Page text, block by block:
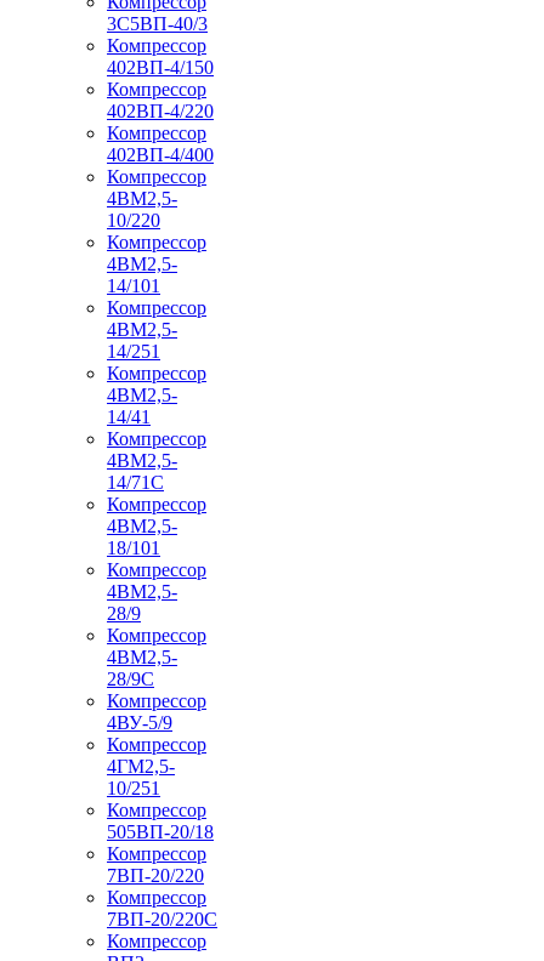
3С5ВП-40/3
Компрессор
402ВП-4/150
Компрессор
402ВП-4/220
Компрессор
402ВП-4/400
Компрессор
4ВМ2,5-
10/220
Компрессор
4ВМ2,5-
14/101
Компрессор
4ВМ2,5-
14/251
Компрессор
4ВМ2,5-
14/41
Компрессор
4ВМ2,5-
14/71C
Компрессор
4ВМ2,5-
18/101
Компрессор
4ВМ2,5-
28/9
Компрессор
4ВМ2,5-
28/9С
Компрессор
4ВУ-5/9
Компрессор
4ГМ2,5-
10/251
Компрессор
505ВП-20/18
Компрессор
7ВП-20/220
Компрессор
7ВП-20/220С
Компрессор